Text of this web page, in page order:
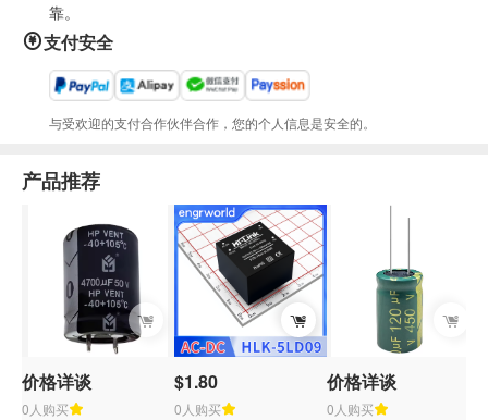
靠。
支付安全
与受欢迎的支付合作伙伴合作，您的个人信息是安全的。
产品推荐
价格详谈
0人购买
$1.80
0人购买
价格详谈
0人购买